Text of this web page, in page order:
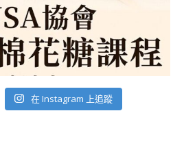
在 Instagram 上追蹤